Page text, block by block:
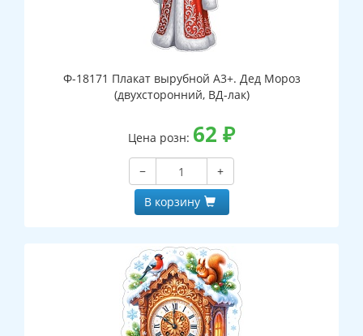
Ф-18171 Плакат вырубной А3+. Дед Мороз
(двухсторонний, ВД-лак)
Цена розн: 62 ₽
−
+
В корзину